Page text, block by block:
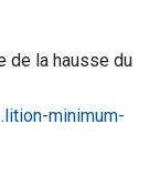
de la hausse du
minimum-